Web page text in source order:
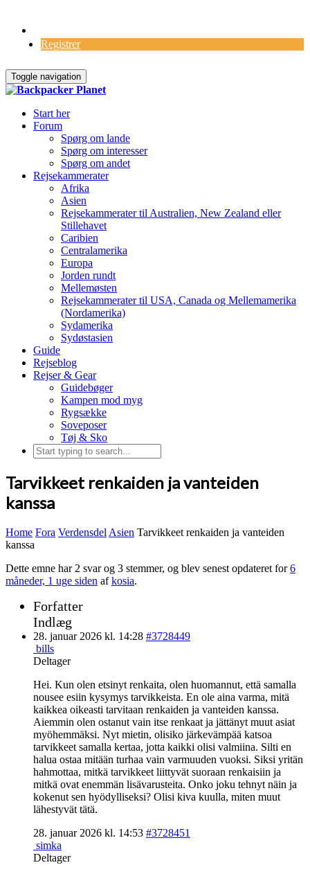
Registrer
Toggle navigation
Start her
Forum
Spørg om lande
Spørg om interesser
Spørg om andet
Rejsekammerater
Afrika
Asien
Rejsekammerater til Australien, New Zealand eller
Stillehavet
Caribien
Centralamerika
Europa
Jorden rundt
Mellemøsten
Rejsekammerater til USA, Canada og Mellemamerika
(Nordamerika)
Sydamerika
Sydøstasien
Guide
Rejseblog
Rejser & Gear
Guidebøger
Kampen mod myg
Rygsække
Soveposer
Tøj & Sko
Tarvikkeet renkaiden ja vanteiden
kanssa
Home Fora Verdensdel Asien Tarvikkeet renkaiden ja vanteiden
kanssa
Dette emne har 2 svar og 3 stemmer, og blev senest opdateret for6
måneder, 1 uge siden afkosia.
Forfatter
Indlæg
28. januar 2026 kl. 14:28 #3728449
bills
Deltager
Hei. Kun olen etsinyt renkaita, olen huomannut, että samalla
nousee esiin kysymys tarvikkeista. En ole aina varma, mitä
kaikkea oikeasti tarvitaan renkaiden ja vanteiden kanssa.
Aiemmin olen ostanut vain itse renkaat ja jättänyt muut asiat
myöhemmäksi. Nyt mietin, olisiko järkevämpää katsoa
tarvikkeet samalla kertaa, jotta kaikki olisi valmiina. Silti en
halua ostaa mitään turhaa vain varmuuden vuoksi. Siksi yritän
hahmottaa, mitkä tarvikkeet liittyvät suoraan renkaisiin ja
mitkä ovat enemmän lisävarusteita. Onko joku tehnyt näin ja
kokenut sen hyödylliseksi? Olisi kiva kuulla, miten muut
lähestyvät tätä.
28. januar 2026 kl. 14:53 #3728451
simka
Deltager